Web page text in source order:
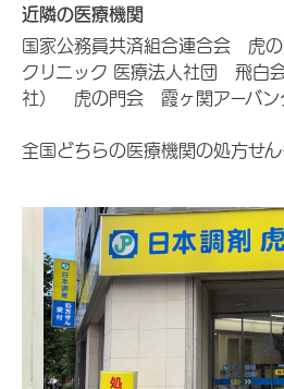
近隣の医療機関
国家公務員共済組合連合会 虎
クリニック 医療法人社団 飛白
社） 虎の門会 霞ヶ関アーバン
全国どちらの医療機関の処方せ